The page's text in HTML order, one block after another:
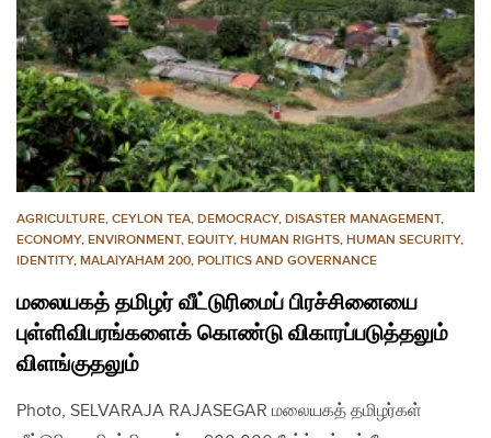
AGRICULTURE, CEYLON TEA, DEMOCRACY, DISASTER MANAGEMENT,
ECONOMY, ENVIRONMENT, EQUITY, HUMAN RIGHTS, HUMAN SECURITY,
IDENTITY, MALAIYAHAM 200, POLITICS AND GOVERNANCE
மலையகத் தமிழர் வீட்டுரிமைப் பிரச்சினையை
புள்ளிவிபரங்களைக் கொண்டு விகாரப்படுத்தலும்
விளங்குதலும்
Photo, SELVARAJA RAJASEGAR மலையகத் தமிழர்கள்